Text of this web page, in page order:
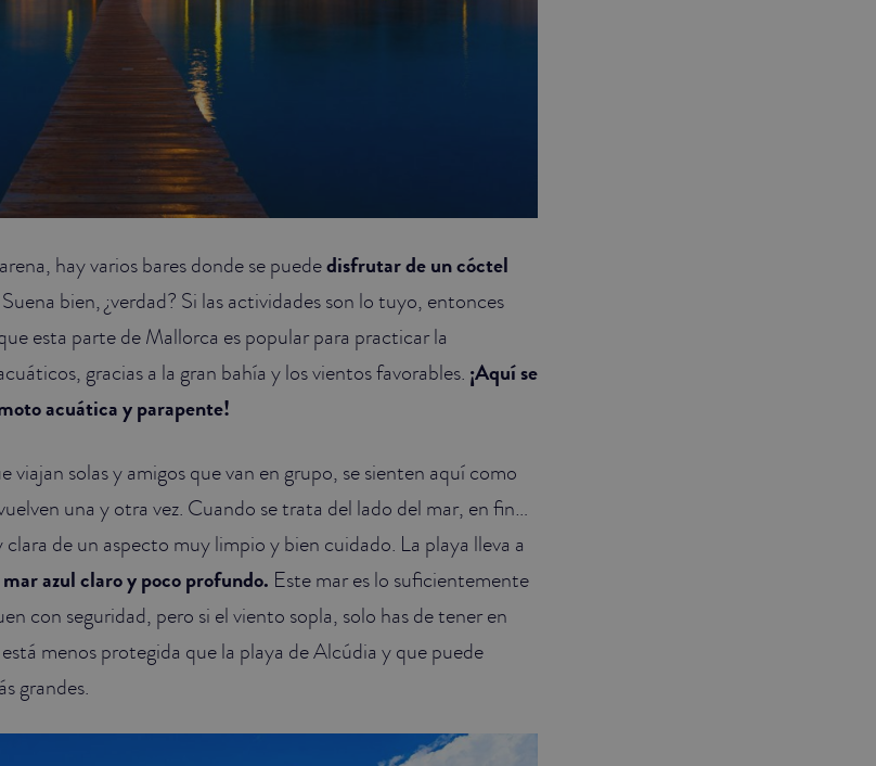
hay varios bares donde se puededisfrutar de un cóctel
bien, ¿verdad? Si las actividades son lo tuyo, entonces
esta parte de Mallorca es popular para practicar la
gracias a la gran bahía y los vientos favorables. ¡Aquí se
acuática y parapente!
viajan solas y amigos que van en grupo, se sienten aquí como
una y otra vez. Cuando se trata del lado del mar, en fin…
de un aspecto muy limpio y bien cuidado. La playa lleva a
azul claro y poco profundo. Este mar es lo suficientemente
con seguridad, pero si el viento sopla, solo has de tener en
está menos protegida que la playa de Alcúdia y que puede
grandes.